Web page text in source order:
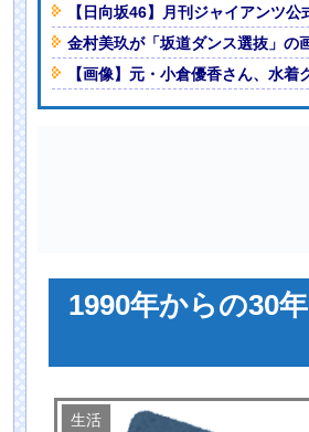
も驚愕した極限の中の日本人の
子がこちらｗｗｗｗｗ NEW!
人減の1億1973万人
【日向坂46】月刊ジャイアンツ公
金村美玖が「坂道ダンス選抜」の
【画像】元・小倉優香さん、水
1990年からの30
生活